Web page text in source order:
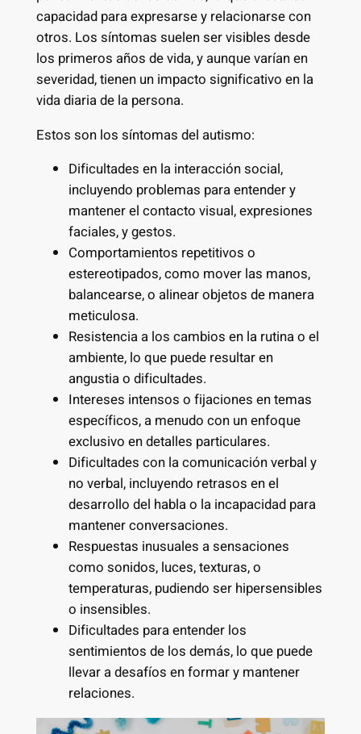
capacidad para expresarse y relacionarse con
otros. Los síntomas suelen ser visibles desde
los primeros años de vida, y aunque varían en
severidad, tienen un impacto significativo en la
vida diaria de la persona.
Estos son los síntomas del autismo:
Dificultades en la interacción social,
incluyendo problemas para entender y
mantener el contacto visual, expresiones
faciales, y gestos.
Comportamientos repetitivos o
estereotipados, como mover las manos,
balancearse, o alinear objetos de manera
meticulosa.
Resistencia a los cambios en la rutina o el
ambiente, lo que puede resultar en
angustia o dificultades.
Intereses intensos o fijaciones en temas
específicos, a menudo con un enfoque
exclusivo en detalles particulares.
Dificultades con la comunicación verbal y
no verbal, incluyendo retrasos en el
desarrollo del habla o la incapacidad para
mantener conversaciones.
Respuestas inusuales a sensaciones
como sonidos, luces, texturas, o
temperaturas, pudiendo ser hipersensibles
o insensibles.
Dificultades para entender los
sentimientos de los demás, lo que puede
llevar a desafíos en formar y mantener
relaciones.